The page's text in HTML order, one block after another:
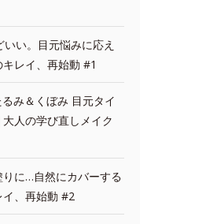
い。目元悩みに応え
レイ、再始動 #1
み＆くぼみ 目元タイ
人の学び直しメイク
に…自然にカバーする
イ、再始動 #2